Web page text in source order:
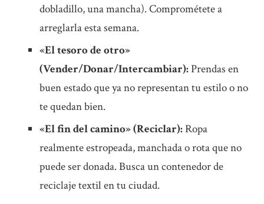
dobladillo, una mancha). Comprométete a
arreglarla esta semana.
«El tesoro de otro»
(Vender/Donar/Intercambiar): Prendas en
buen estado que ya no representan tu estilo o no
te quedan bien.
«El fin del camino» (Reciclar):Ropa
realmente estropeada, manchada o rota que no
puede ser donada. Busca un contenedor de
reciclaje textil en tu ciudad.